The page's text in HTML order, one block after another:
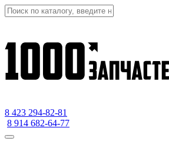
8 423 294-82-81
8 914 682-64-77